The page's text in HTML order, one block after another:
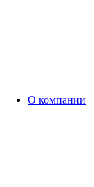
О компании